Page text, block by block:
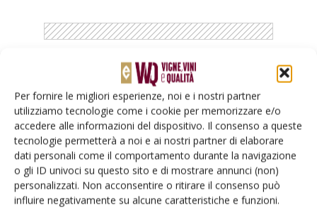
Per fornire le migliori esperienze, noi e i nostri partner
utilizziamo tecnologie come i cookie per memorizzare e/o
accedere alle informazioni del dispositivo. Il consenso a queste
tecnologie permetterà a noi e ai nostri partner di elaborare
dati personali come il comportamento durante la navigazione
o gli ID univoci su questo sito e di mostrare annunci (non)
personalizzati. Non acconsentire o ritirare il consenso può
influire negativamente su alcune caratteristiche e funzioni.
Catalogo Aziende e Prodotti
Un modo semplice per cercare un'azienda o un
prodotto!
Cerca adesso